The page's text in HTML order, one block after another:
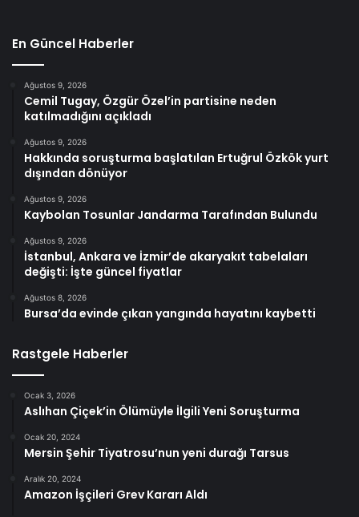
En Güncel Haberler
Ağustos 9, 2026
Cemil Tugay, Özgür Özel’in partisine neden
katılmadığını açıkladı
Ağustos 9, 2026
Hakkında soruşturma başlatılan Ertuğrul Özkök yurt
dışından dönüyor
Ağustos 9, 2026
Kaybolan Tosunlar Jandarma Tarafından Bulundu
Ağustos 9, 2026
İstanbul, Ankara ve İzmir’de akaryakıt tabelaları
değişti: İşte güncel fiyatlar
Ağustos 8, 2026
Bursa’da evinde çıkan yangında hayatını kaybetti
Rastgele Haberler
Ocak 3, 2026
Aslıhan Çiçek’in Ölümüyle İlgili Yeni Soruşturma
Ocak 20, 2024
Mersin Şehir Tiyatrosu’nun yeni durağı Tarsus
Aralık 20, 2024
Amazon İşçileri Grev Kararı Aldı